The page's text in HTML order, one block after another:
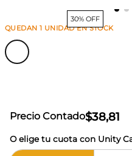
30% OFF
QUEDAN1 UNIDADEN STOCK
Precio Contado$38,81
O elige tu cuota con Unity